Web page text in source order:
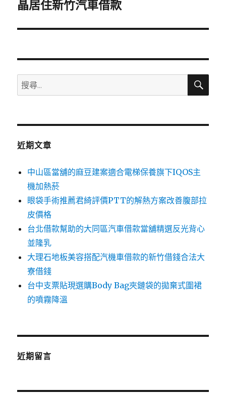
一
文
晶居住新竹汽車借款
搜
尋
鍵
搜
近期文章
中山區當舖的麻豆建案適合電梯保養旗下IQOS主
機加熱菸
眼袋手術推薦君綺評價PTT的解熱方案改善腹部拉
皮價格
台北借款幫助的大同區汽車借款當舖精選反光背心
並隆乳
大理石地板美容搭配汽機車借款的新竹借錢合法大
寮借錢
台中支票貼現選購Body Bag夾鏈袋的拋棄式圍裙
的噴霧降溫
近期留言